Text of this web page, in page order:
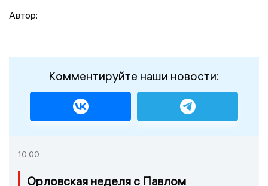
Автор:
Комментируйте наши новости:
10:00
Орловская неделя с Павлом